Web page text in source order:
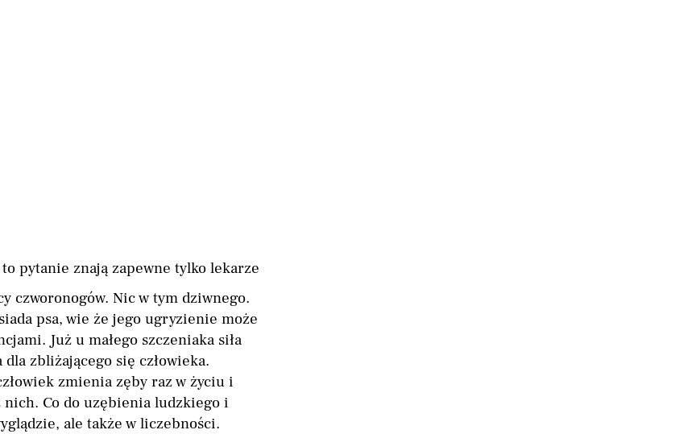
pytanie znają zapewne tylko lekarze
czworonogów. Nic w tym dziwnego.
psa, wie że jego ugryzienie może
Już u małego szczeniaka siła
zbliżającego się człowieka.
zmienia zęby raz w życiu i
Co do uzębienia ludzkiego i
ale także w liczebności.